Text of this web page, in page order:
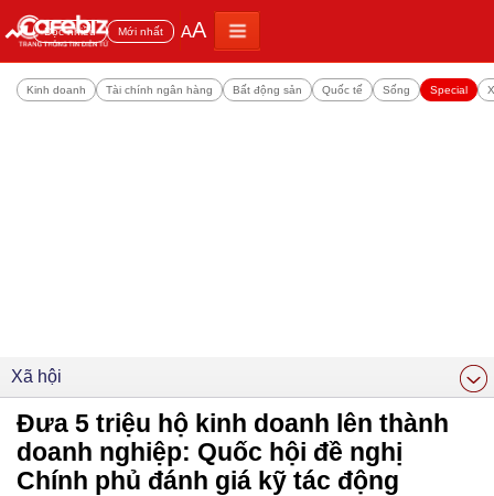
Đọc nhiều Mới nhất AA
Kinh doanh Tài chính ngân hàng Bất động sản Quốc tế Sống Special
Xã hội
Đưa 5 triệu hộ kinh doanh lên thành
doanh nghiệp: Quốc hội đề nghị
Chính phủ đánh giá kỹ tác động